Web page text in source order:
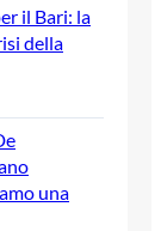
il Bari: la
della
una